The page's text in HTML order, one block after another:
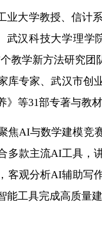
业大学教授、信计
武汉科技大学理
个教学新方法研究
库专家、武汉市创
等31部专著与教材
焦AI与数学建模竞
多款主流AI工具，
客观分析AI辅助写
工具完成高质量